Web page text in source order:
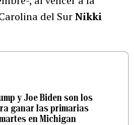
del SurNikki
y Joe Biden son los
ganar las primarias
en Michigan